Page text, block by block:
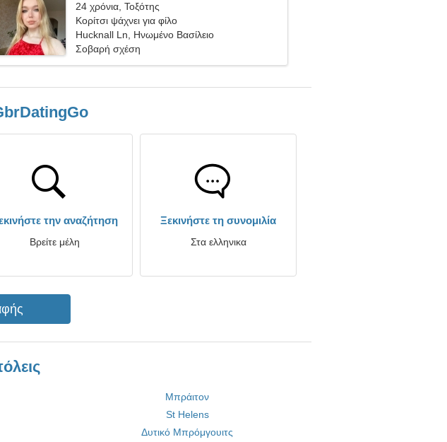
24 χρόνια, Τοξότης
Κορίτσι ψάχνει για φίλο
Hucknall Ln, Ηνωμένο Βασίλειο
Σοβαρή σχέση
την αναζήτηση
Βρείτε μέλη
Ξεκινήστε τη συνομιλία
Στα ελληνικα
Μπράιτον
St Helens
Δυτικό Μπρόμγουιτς